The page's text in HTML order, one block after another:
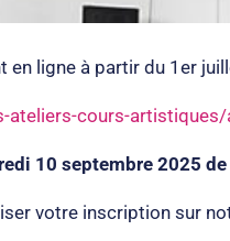
ligne à partir du 1er
cours-
10 septembre 2025
votre inscription sur